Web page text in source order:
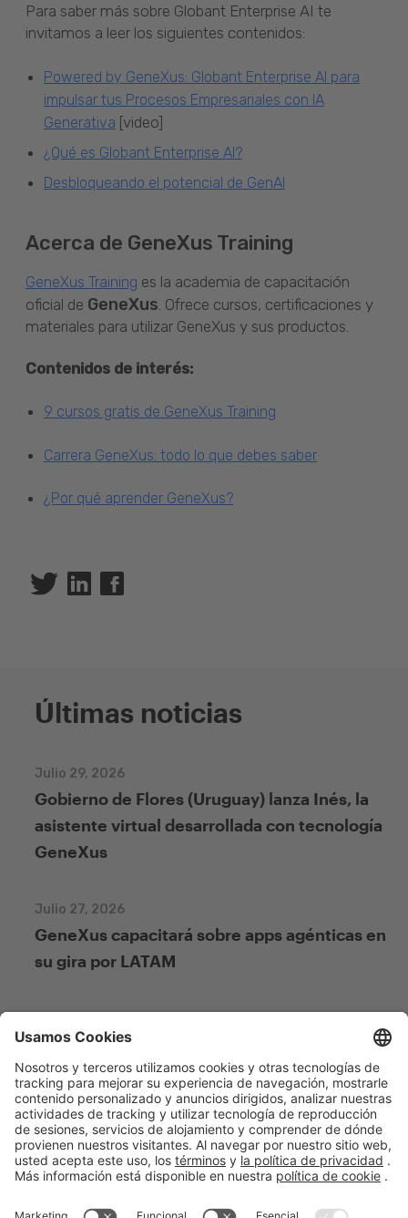
Para saber más sobre Globant Enterprise AI te
invitamos a leer los siguientes contenidos:
Powered by GeneXus: Globant Enterprise AI para
impulsar tus Procesos Empresariales con IA
Generativa [video]
¿Qué es Globant Enterprise AI?
Desbloqueando el potencial de GenAI
Acerca de GeneXus Training
GeneXus Training es la academia de capacitación
oficial de GeneXus . Ofrece cursos, certificaciones y
materiales para utilizar GeneXus y sus productos.
Contenidos de interés:
9 cursos gratis de GeneXus Training
Carrera GeneXus: todo lo que debes saber
¿Por qué aprender GeneXus?
Twitter Linkedin
Últimas noticias
Gobierno de Flores (Uruguay) lanza Inés, la
asistente virtual desarrollada con tecnología
GeneXus
Julio 29, 2026
GeneXus capacitará sobre apps agénticas en
su gira por LATAM
Julio 27, 2026
De Figma a GeneXus: nuevo curso gratuito
sobre integración